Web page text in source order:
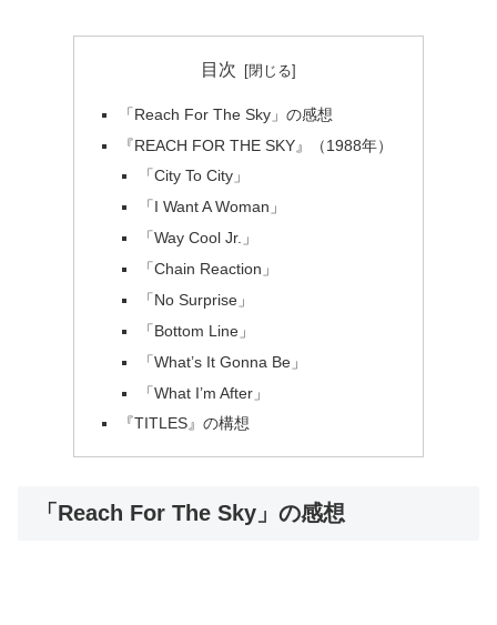
目次
「Reach For The Sky」の感想
『REACH FOR THE SKY』（1988年）
「City To City」
「I Want A Woman」
「Way Cool Jr.」
「Chain Reaction」
「No Surprise」
「Bottom Line」
「What’s It Gonna Be」
「What I’m After」
『TITLES』の構想
「Reach For The Sky」の感想